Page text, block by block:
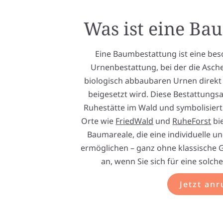
Was ist eine
Eine Baumbestattung ist eine
Urnenbestattung, bei der die
biologisch abbaubaren Urnen
beigesetzt wird. Diese
Ruhestätte im Wald und
Orte wie FriedWald und RuheForst
Baumareale, die eine individuelle
ermöglichen – ganz ohne klassische
an, wenn Sie sich für eine
Jetzt